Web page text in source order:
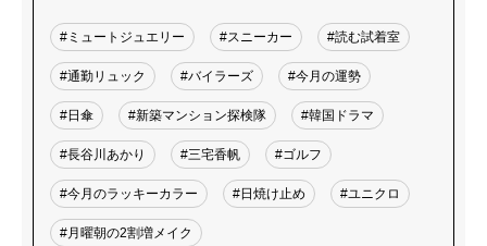
#ミュートジュエリー #スニーカー #読む試着室
#通勤リュック #バイラーズ #今月の運勢
#日傘 #新築マンション探検隊 #韓国ドラマ
#長谷川あかり #三宅香帆 #ゴルフ
#今月のラッキーカラー #日焼け止め #ユニクロ
#月曜朝の2割増メイク